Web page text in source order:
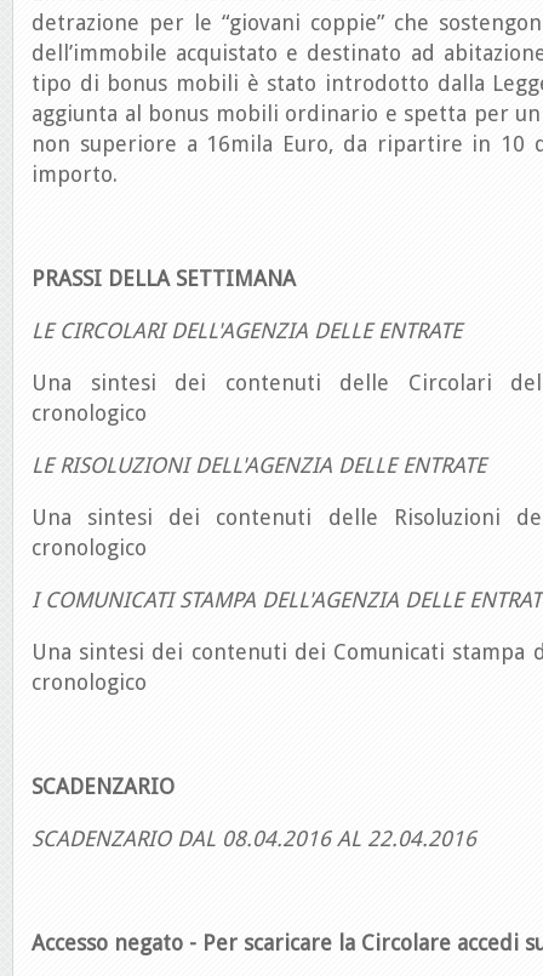
detrazione per le “giovani coppie” che
dell’immobile acquistato e destinato ad
tipo di bonus mobili è stato introdotto dalla
aggiunta al bonus mobili ordinario e spetta per
non superiore a 16mila Euro, da ripartire in 10
importo.
PRASSI DELLA SETTIMANA
LE CIRCOLARI DELL'AGENZIA DELLE ENTRATE
Una sintesi dei contenuti delle Circolari
cronologico
LE RISOLUZIONI DELL'AGENZIA DELLE ENTRATE
Una sintesi dei contenuti delle Risoluzioni
cronologico
I COMUNICATI STAMPA DELL'AGENZIA DELLE
Una sintesi dei contenuti dei Comunicati stampa
cronologico
SCADENZARIO
SCADENZARIO DAL 08.04.2016 AL 22.04.2016
Accesso negato - Per scaricare la Circolare accedi